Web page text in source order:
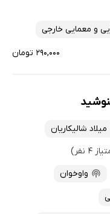
و معمایی خارجی
۲۹۰,۰۰۰ تومان
میلاد شالیکاریان
۴ نفر)
واوخوان